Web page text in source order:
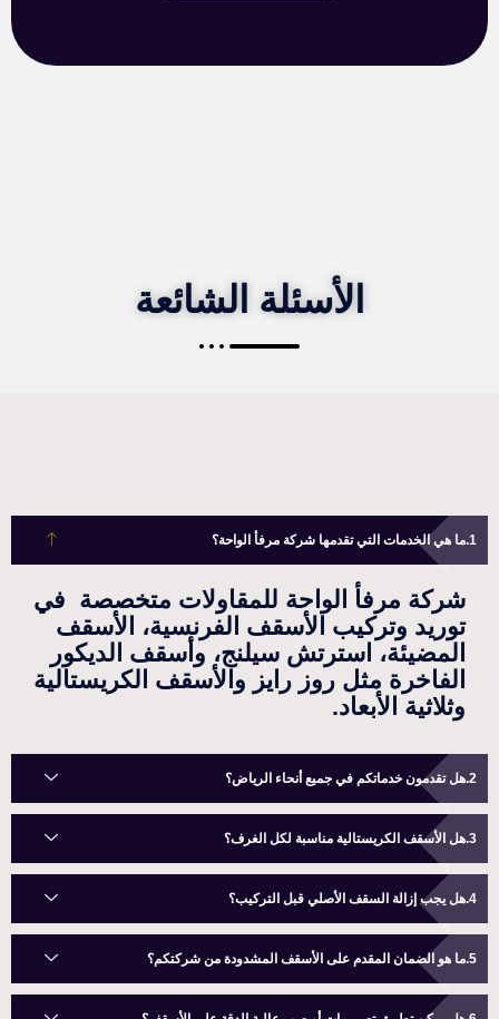
الأسئلة الشائعة
ما هي الخدمات التي تقدمها شركة مرفأ الواحة؟
شركة مرفأ الواحة للمقاولات متخصصة في
توريد وتركيب الأسقف الفرنسية، الأسقف
المضيئة، استرتش سيلنج، وأسقف الديكور
الفاخرة مثل روز رايز والأسقف الكريستالية
وثلاثية الأبعاد.
هل تقدمون خدماتكم في جميع أنحاء الرياض؟
هل الأسقف الكريستالية مناسبة لكل الغرف؟
هل يجب إزالة السقف الأصلي قبل التركيب؟
ما هو الضمان المقدم على الأسقف المشدودة من شركتكم؟